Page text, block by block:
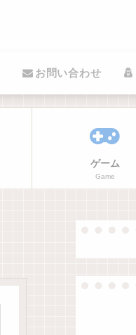
お問い合わせ
ゲーム
Game